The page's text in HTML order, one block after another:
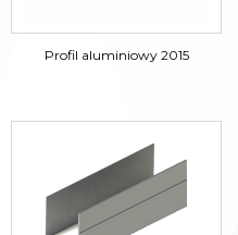
Profil aluminiowy 2015